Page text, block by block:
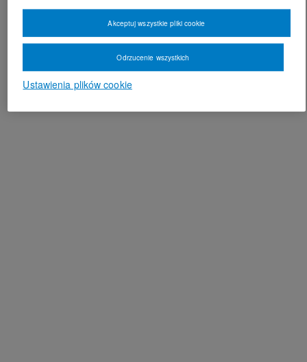
Ustawienia plików cookie
Odrzucenie wszystkich
Akceptuj wszystkie pliki cookie